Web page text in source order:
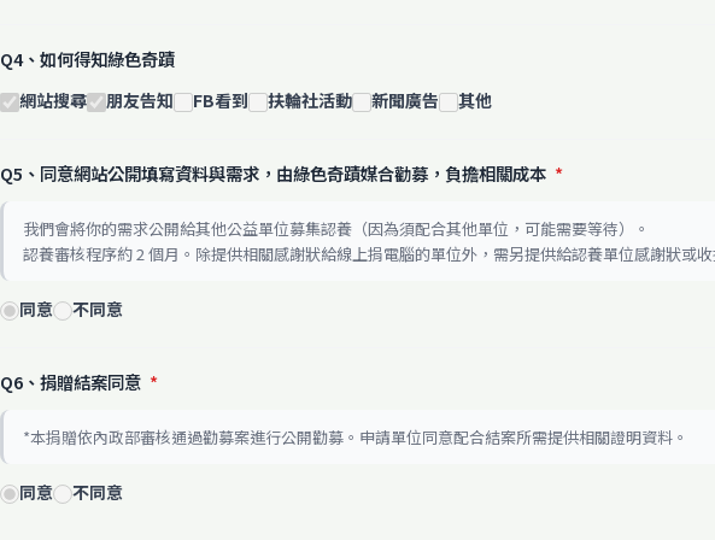
Q4、如何得知綠色奇蹟
網站搜尋 朋友告知 FB看到 扶輪社活動 新聞廣告 其他
Q5、同意網站公開填寫資料與需求，由綠色奇蹟媒合勸募，負擔相關成本 *
我們會將你的需求公開給其他公益單位募集認養（因為須配合其他單位，可能需要等待）。
認養審核程序約 2 個月。除提供相關感謝狀給線上捐電腦的單位外，需另提供給認養單位感謝狀或
同意 不同意
Q6、捐贈結案同意 *
*本捐贈依內政部審核通過勸募案進行公開勸募。申請單位同意配合結案所需提供相關證明資料。
同意 不同意